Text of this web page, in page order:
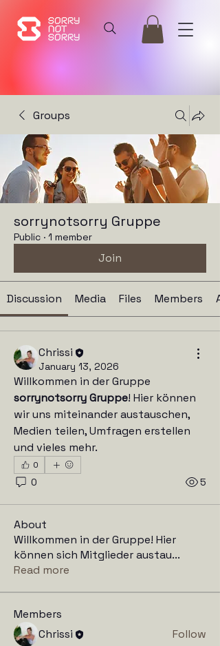
Groups
sorrynotsorry Gruppe
Public · 1 member
Join
Discussion Media Files Members
Chrissi
January 13, 2026
sorrynotsorry Gruppe! Hier können
wir uns miteinander austauschen,
Medien teilen, Umfragen erstellen
und vieles mehr.
0
0 5
About
Willkommen in der Gruppe! Hier
können sich Mitglieder austau...
Read more
Members
Chrissi
Follow